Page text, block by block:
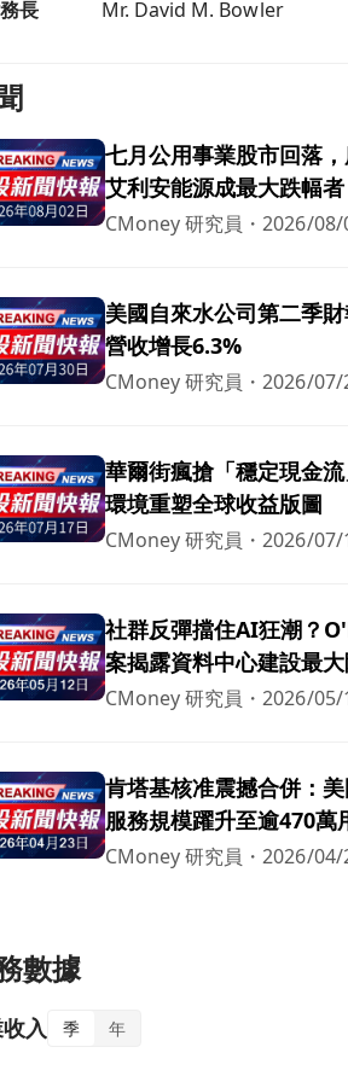
長 Mr. David M. Bowler
七月公用事業股市回落
艾利安能源成最大跌幅者
CMoney 研究員 ・2026/08/
美國自來水公司第二季
營收增長6.3%
CMoney 研究員 ・2026/07/
華爾街瘋搶「穩定現金
環境重塑全球收益版圖
CMoney 研究員 ・2026/07/
社群反彈擋住AI狂潮？
案揭露資料中心建設最
CMoney 研究員 ・2026/05/
肯塔基核准震撼合併：
服務規模躍升至逾470萬
CMoney 研究員 ・2026/04/
數據
入 季 年